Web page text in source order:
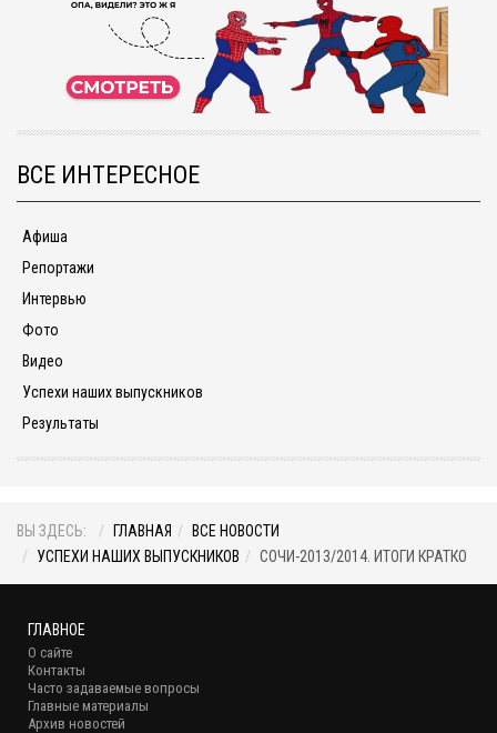
ВСЕ ИНТЕРЕСНОЕ
Афиша
Репортажи
Интервью
Фото
Видео
Успехи наших выпускников
Результаты
ВЫ ЗДЕСЬ: ГЛАВНАЯ
ВСЕ НОВОСТИ
УСПЕХИ НАШИХ ВЫПУСКНИКОВ
СОЧИ-2013/2014. ИТОГИ КРАТКО
ГЛАВНОЕ
О сайте
Контакты
Часто задаваемые вопросы
Главные материалы
Архив новостей